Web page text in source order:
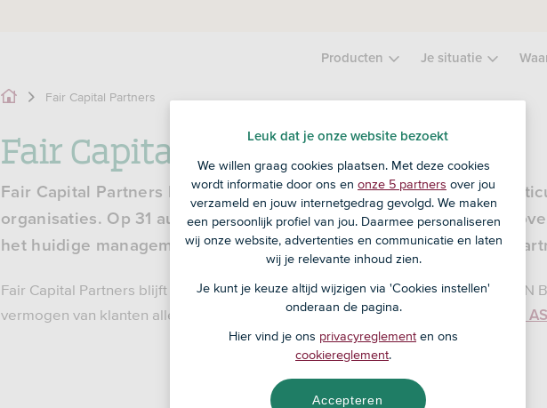
Producten Je situatie
Fair Capital Partners
Fair Capital Partners
Fair Capital Partners beheert vermogens vanaf € 350.000 van
organisaties. Op 31 augustus 2018 is ASN Vermogensbeheer B.V.
het huidige management enQuadia S.A.en heet nu Fair Capital
Fair Capital Partners blijft werken volgens de duurzame uitgangspunten van ASN
vermogen van klanten alleen in landen en bedrijven diegoedgekeurd zijn door
Leuk dat je onze website bezoekt
We willen graag cookies plaatsen. Met deze cookies
wordt informatie door ons en onze 5 partners over jou
verzameld en jouw internetgedrag gevolgd. We maken
een persoonlijk profiel van jou. Daarmee personaliseren
wij onze website, advertenties en communicatie en laten
wij je relevante inhoud zien.
Je kunt je keuze altijd wijzigen via 'Cookies instellen'
onderaan de pagina.
Hier vind je ons privacyreglement en ons
cookiereglement.
Accepteren